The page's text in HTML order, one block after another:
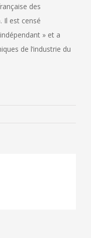
des
Il est censé
» et a
de l’industrie du